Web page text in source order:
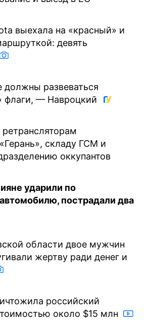
выехала на «красный» и
девять
развеваться
флаги, — Навроцкий
складу ГСМ и
оккупантов
ударили по
пострадали два
области двое мужчин
жертву ради денег и
российский
около $15 млн